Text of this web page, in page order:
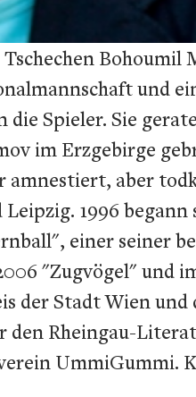
und
Spieler. Sie
im Erzgebirge
aber
1996
einer seiner
"Zugvögel" und
der Stadt Wien und
den Rheingau-
UmmiGummi.